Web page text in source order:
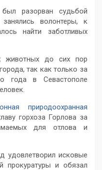
разорван судьбой
волонтеры, к
найти заботливых
животных до сих пор
так как только за
года в Севастополе
природоохранная
горхоза Горлова за
для отлова и
удовлетворил исковые
прокуратуры и обязал